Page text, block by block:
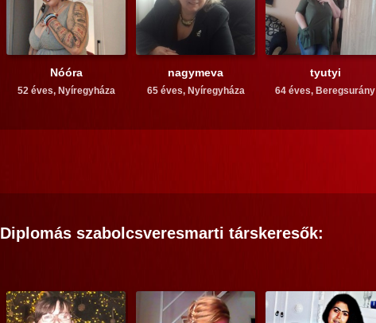
Nóóra
52 éves, Nyíregyháza
nagymeva
65 éves, Nyíregyháza
tyutyi
64 éves, Beregsurány
Diplomás szabolcsveresmarti társkeresők: